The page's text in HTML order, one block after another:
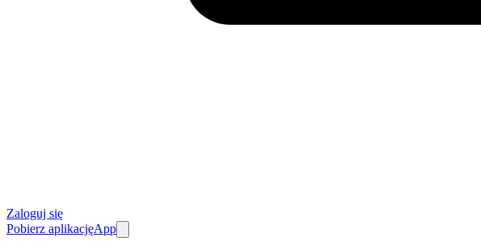
Zaloguj się
Pobierz aplikacjęApp